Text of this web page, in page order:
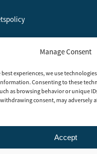
Manage Consent
experiences, we use
Consenting to these
as browsing behavior or unique
consent, may adversely
Accept